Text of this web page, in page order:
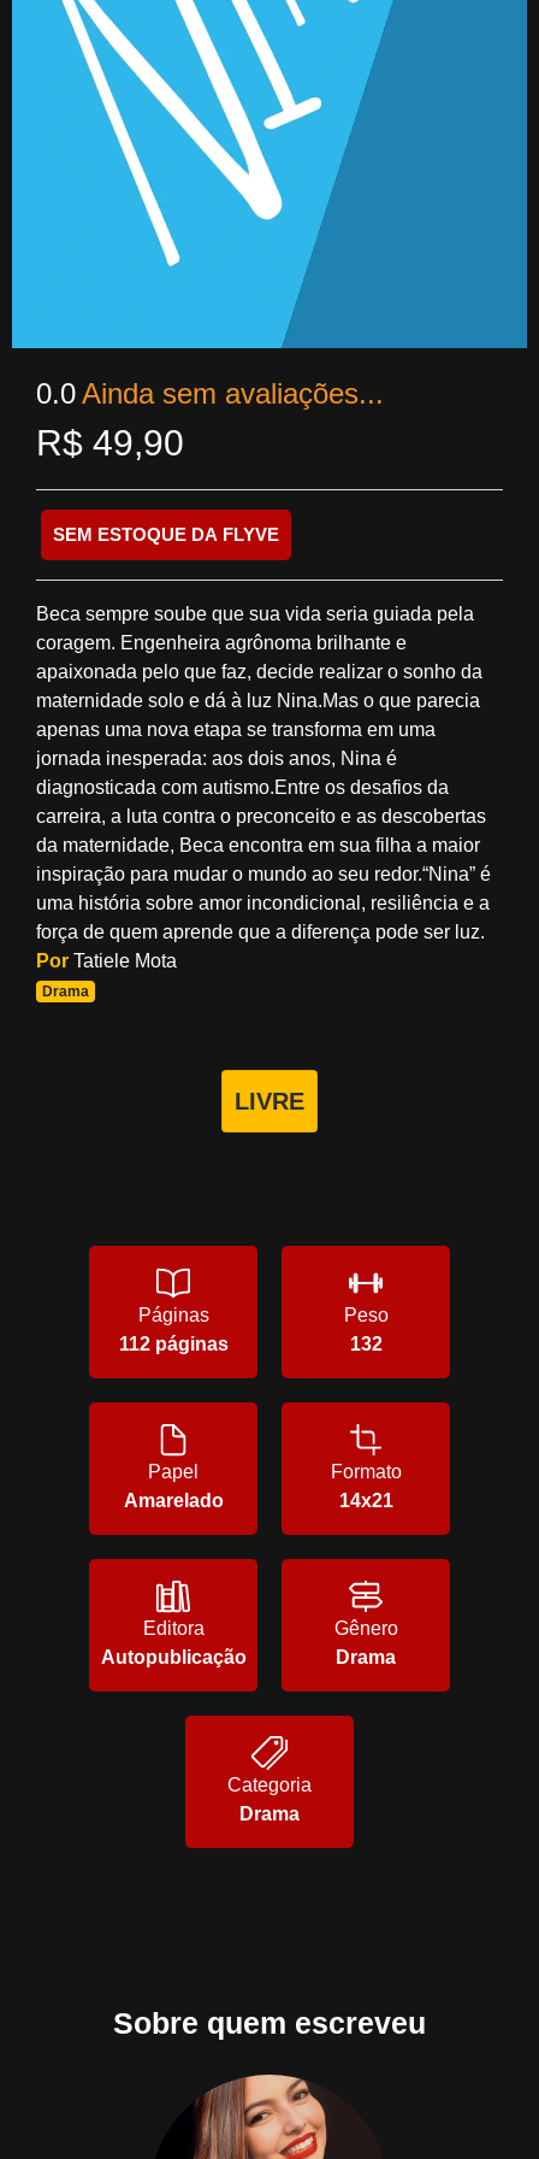
0.0Ainda sem avaliações...
R$ 49,90
SEM ESTOQUE DA FLYVE
Beca sempre soube que sua vida seria guiada pela
coragem. Engenheira agrônoma brilhante e
apaixonada pelo que faz, decide realizar o sonho da
maternidade solo e dá à luz Nina.Mas o que parecia
apenas uma nova etapa se transforma em uma
jornada inesperada: aos dois anos, Nina é
diagnosticada com autismo.Entre os desafios da
carreira, a luta contra o preconceito e as descobertas
da maternidade, Beca encontra em sua filha a maior
inspiração para mudar o mundo ao seu redor.“Nina” é
uma história sobre amor incondicional, resiliência e a
força de quem aprende que a diferença pode ser luz.
Por Tatiele Mota
Drama
LIVRE
Páginas
112 páginas
Peso
132
Papel
Amarelado
Formato
14x21
Editora
Autopublicação
Gênero
Drama
Categoria
Drama
Sobre quem escreveu